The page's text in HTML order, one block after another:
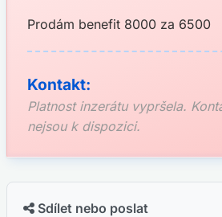
Prodám benefit 8000 za 6500
Kontakt:
Platnost inzerátu vypršela.
nejsou k dispozici.
Sdílet nebo poslat